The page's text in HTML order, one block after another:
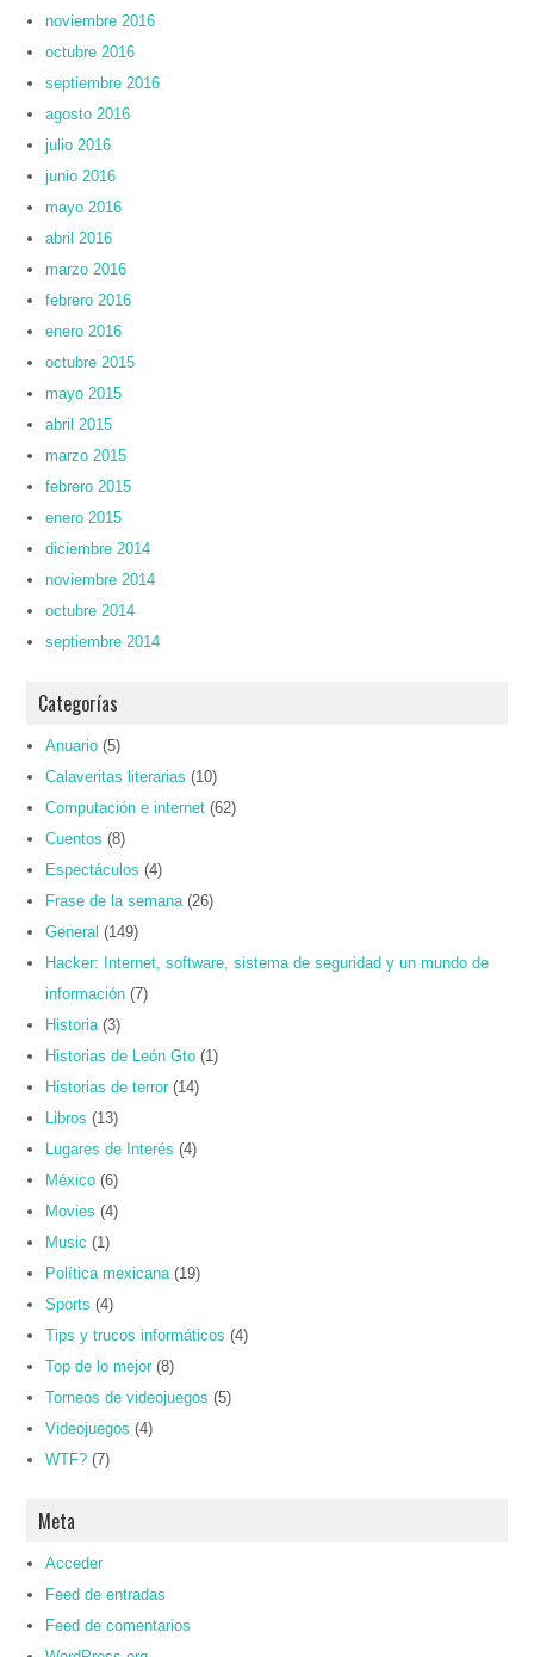
noviembre 2016
octubre 2016
septiembre 2016
agosto 2016
julio 2016
junio 2016
mayo 2016
abril 2016
marzo 2016
febrero 2016
enero 2016
octubre 2015
mayo 2015
abril 2015
marzo 2015
febrero 2015
enero 2015
diciembre 2014
noviembre 2014
octubre 2014
septiembre 2014
Categorías
Anuario (5)
Calaveritas literarias (10)
Computación e internet (62)
Cuentos (8)
Espectáculos (4)
Frase de la semana (26)
General (149)
Hacker: Internet, software, sistema de seguridad y un mundo de
información (7)
Historia (3)
Historias de León Gto (1)
Historias de terror (14)
Libros (13)
Lugares de Interés (4)
México (6)
Movies (4)
Music (1)
Política mexicana (19)
Sports (4)
Tips y trucos informáticos (4)
Top de lo mejor (8)
Torneos de videojuegos (5)
Videojuegos (4)
WTF? (7)
Meta
Acceder
Feed de entradas
Feed de comentarios